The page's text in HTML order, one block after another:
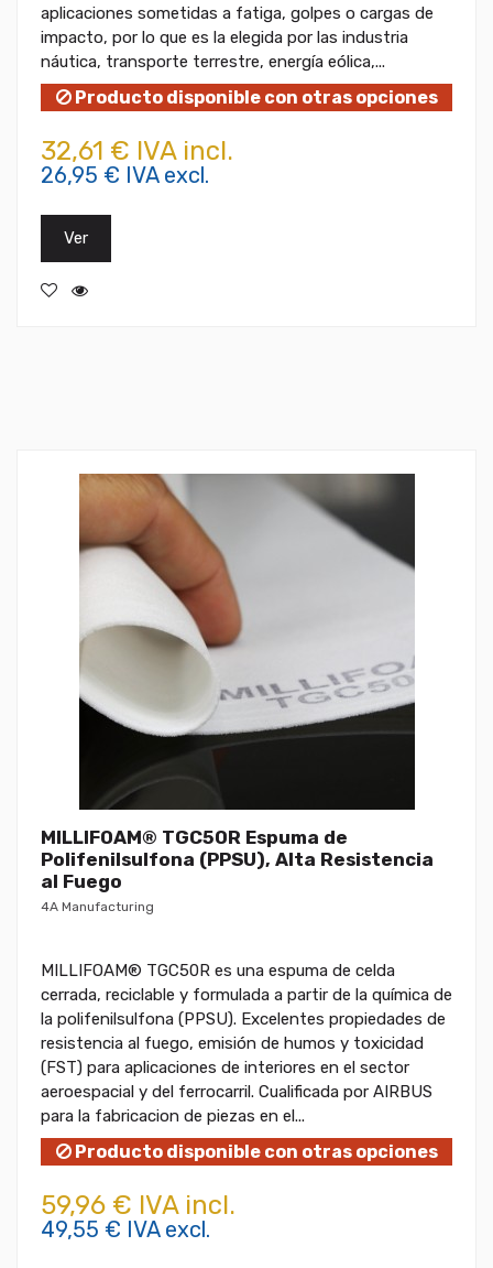
aplicaciones sometidas a fatiga, golpes o cargas de
impacto, por lo que es la elegida por las industria
náutica, transporte terrestre, energía eólica,...
Producto disponible con otras opciones
32,61 € IVA incl.
26,95 € IVA excl.
Ver
MILLIFOAM® TGC50R Espuma de
Polifenilsulfona (PPSU), Alta Resistencia
al Fuego
4A Manufacturing
MILLIFOAM® TGC50R es una espuma de celda
cerrada, reciclable y formulada a partir de la química de
la polifenilsulfona (PPSU). Excelentes propiedades de
resistencia al fuego, emisión de humos y toxicidad
(FST) para aplicaciones de interiores en el sector
aeroespacial y del ferrocarril. Cualificada por AIRBUS
para la fabricacion de piezas en el...
Producto disponible con otras opciones
59,96 € IVA incl.
49,55 € IVA excl.